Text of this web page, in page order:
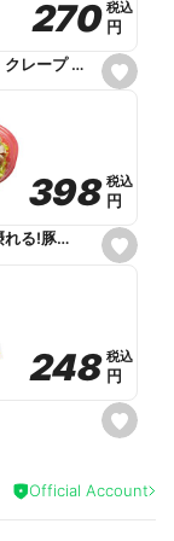
s
e
o
r
i
e
270
270 税込
税込
円
円
ファミマ・ザ・クレープ 生チョコ
s
e
o
r
i
e
398
398 税込
税込
円
円
たんぱく質が摂れる!豚しゃぶのパスタサラダ
s
e
a
248
248 税込
税込
円
円
Official Account